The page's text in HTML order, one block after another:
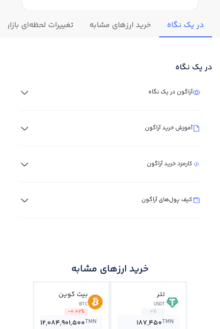
در یک نگاه خرید ارزهای مشابه تغییرات لحظه‌ای بازار
در یک نگاه
آراگون در یک نگاه
آموزش خرید آراگون
کارمزد خرید آراگون
کیف پول‌های آراگون
خرید ارزهای مشابه
تتر
USDT
0%
187,450TMN
بیت کوین
BTC
-0.07%
12,084,901,500TMN